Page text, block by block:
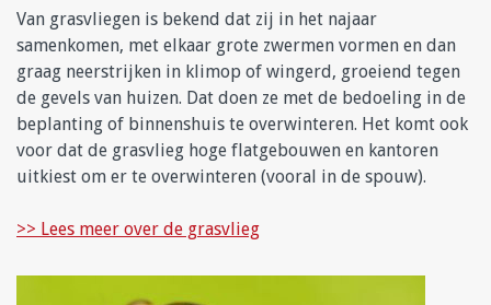
Van grasvliegen is bekend dat zij in het najaar
samenkomen, met elkaar grote zwermen vormen en dan
graag neerstrijken in klimop of wingerd, groeiend tegen
de gevels van huizen. Dat doen ze met de bedoeling in de
beplanting of binnenshuis te overwinteren. Het komt ook
voor dat de grasvlieg hoge flatgebouwen en kantoren
uitkiest om er te overwinteren (vooral in de spouw).
>> Lees meer over de grasvlieg